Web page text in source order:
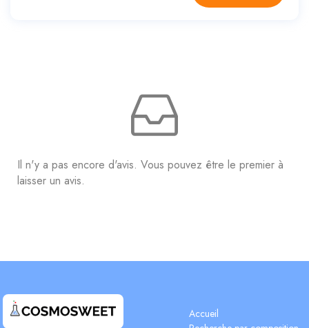
Il n'y a pas encore d'avis. Vous pouvez être le premier à
laisser un avis.
Accueil